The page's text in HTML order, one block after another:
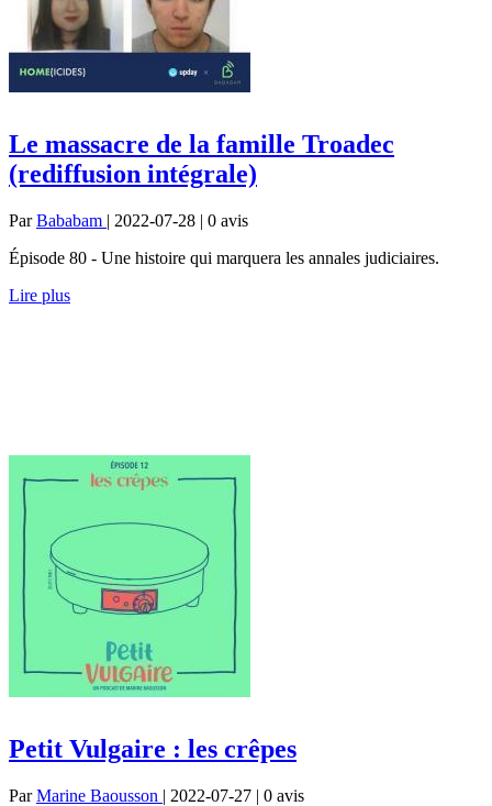
Le massacre de la famille Troadec
(rediffusion intégrale)
ParBababam | 2022-07-28 | 0 avis
Épisode 80 - Une histoire qui marquera les annales judiciaires.
Lire plus
Petit Vulgaire : les crêpes
ParMarine Baousson | 2022-07-27 | 0 avis